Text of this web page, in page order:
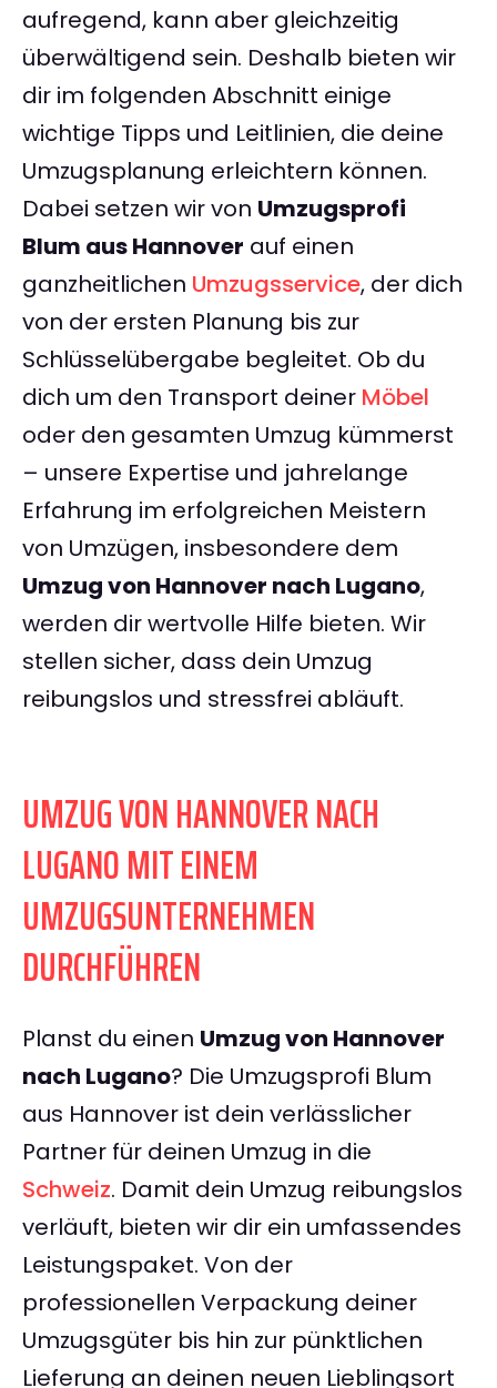
aufregend, kann aber gleichzeitig
überwältigend sein. Deshalb bieten wir
dir im folgenden Abschnitt einige
wichtige Tipps und Leitlinien, die deine
Umzugsplanung erleichtern können.
Dabei setzen wir von Umzugsprofi
Blum aus Hannover auf einen
ganzheitlichen Umzugsservice, der dich
von der ersten Planung bis zur
Schlüsselübergabe begleitet. Ob du
dich um den Transport deiner Möbel
oder den gesamten Umzug kümmerst
– unsere Expertise und jahrelange
Erfahrung im erfolgreichen Meistern
von Umzügen, insbesondere dem
Umzug von Hannover nach Lugano,
werden dir wertvolle Hilfe bieten. Wir
stellen sicher, dass dein Umzug
reibungslos und stressfrei abläuft.
UMZUG VON HANNOVER NACH
LUGANO MIT EINEM
UMZUGSUNTERNEHMEN
DURCHFÜHREN
Planst du einen Umzug von Hannover
nach Lugano? Die Umzugsprofi Blum
aus Hannover ist dein verlässlicher
Partner für deinen Umzug in die
Schweiz. Damit dein Umzug reibungslos
verläuft, bieten wir dir ein umfassendes
Leistungspaket. Von der
professionellen Verpackung deiner
Umzugsgüter bis hin zur pünktlichen
Lieferung an deinen neuen Lieblingsort